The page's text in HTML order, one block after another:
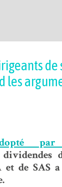
de
par
de SAS